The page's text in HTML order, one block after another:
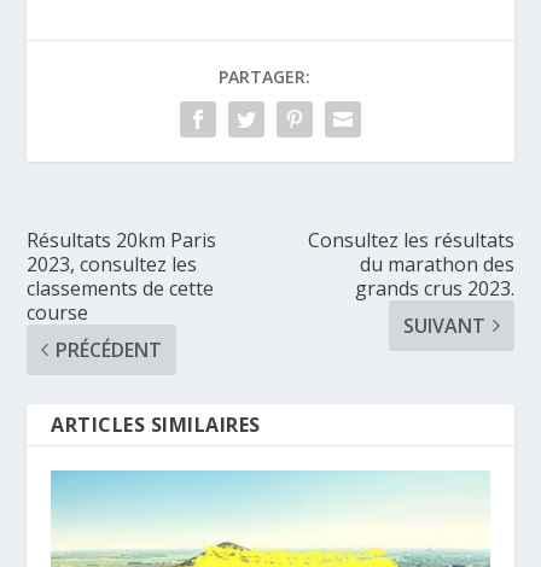
PARTAGER:
Résultats 20km Paris
2023, consultez les
classements de cette
course
PRÉCÉDENT
Consultez les résultats
du marathon des
grands crus 2023.
SUIVANT
ARTICLES SIMILAIRES